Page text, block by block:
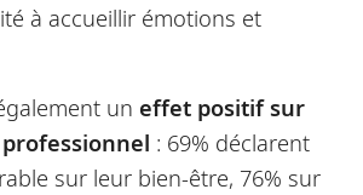
à accueillir émotions et
un effet positif sur
: 69% déclarent
sur leur bien-être, 76% sur